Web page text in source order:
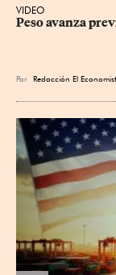
VIDEO
Peso avanza
Por Redacción El